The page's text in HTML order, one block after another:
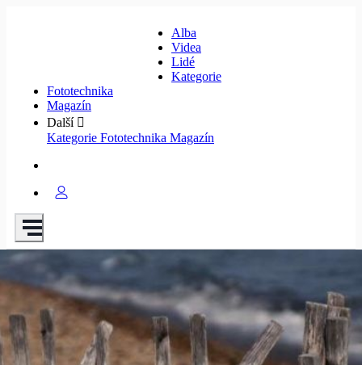
Alba
Videa
Lidé
Kategorie
Fototechnika
Magazín
Další
Kategorie Fototechnika Magazín